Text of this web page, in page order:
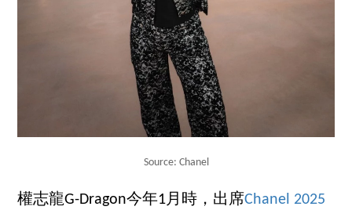
Source: Chanel
權志龍G-Dragon今年1月時，出席Chanel 2025